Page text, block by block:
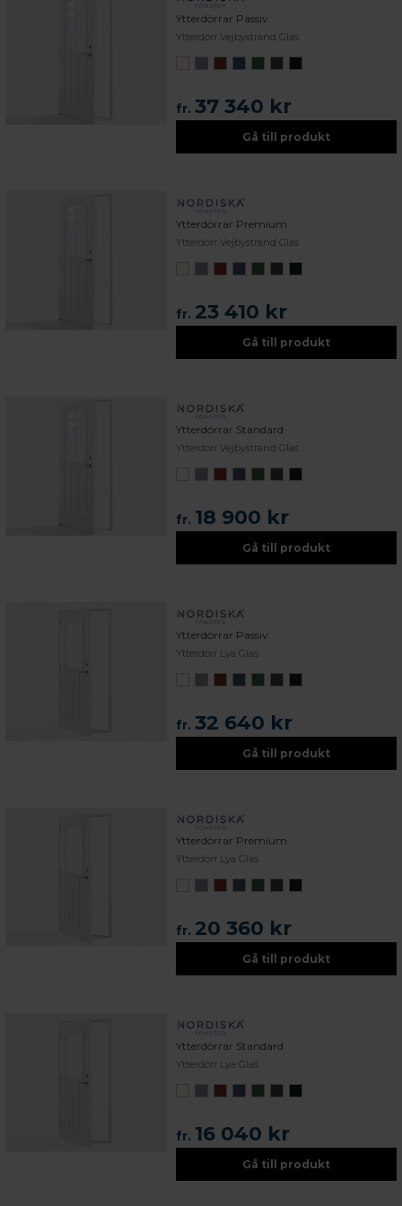
Ytterdörrar Passiv
Ytterdörr Vejbystrand Glas
fr. 37 340 kr
Gå till produkt
Ytterdörrar Premium
Ytterdörr Vejbystrand Glas
fr. 23 410 kr
Gå till produkt
Ytterdörrar Standard
Ytterdörr Vejbystrand Glas
fr. 18 900 kr
Gå till produkt
Ytterdörrar Passiv
Ytterdörr Lya Glas
fr. 32 640 kr
Gå till produkt
Ytterdörrar Premium
Ytterdörr Lya Glas
fr. 20 360 kr
Gå till produkt
Ytterdörrar Standard
Ytterdörr Lya Glas
fr. 16 040 kr
Gå till produkt